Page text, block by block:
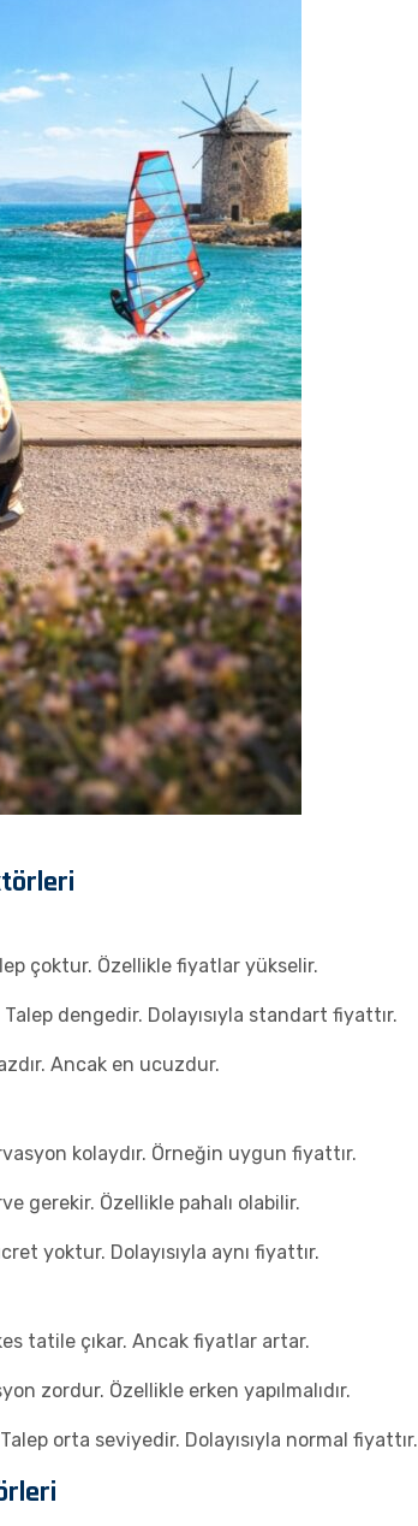
çoktur. Özellikle fiyatlar yükselir.
dengedir. Dolayısıyla standart fiyattır.
Ancak en ucuzdur.
kolaydır. Örneğin uygun fiyattır.
gerekir. Özellikle pahalı olabilir.
yoktur. Dolayısıyla aynı fiyattır.
tatile çıkar. Ancak fiyatlar artar.
zordur. Özellikle erken yapılmalıdır.
orta seviyedir. Dolayısıyla normal fiyattır.